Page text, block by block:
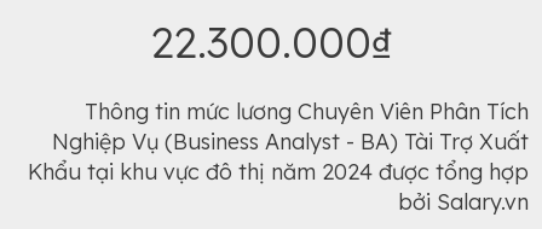
22.300.000₫
Thông tin mức lương Chuyên Viên Phân Tích
Nghiệp Vụ (Business Analyst - BA) Tài Trợ Xuất
Khẩu tại khu vực đô thị năm 2024 được tổng hợp
bởi Salary.vn